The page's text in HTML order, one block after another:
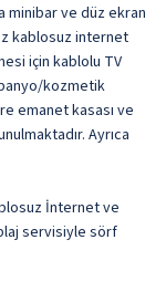
minibar ve düz ekran
kablosuz internet
için kablolu TV
kozmetik
emanet kasası ve
Ayrıca
İnternet ve
servisiyle sörf